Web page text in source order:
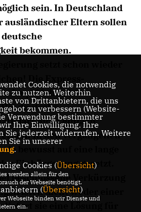
sein. In Deutschland
ausländischer Eltern sollen
bekommen.
setzt schon wieder
Die Express-
Ampel lehne ich
deutsche
darf nicht einfach
In den vergangenen
bewusst auf eine lange
Einbürgerung gesetzt.
beschlossene Verkürzung
dient weder einer
liefert sie eine Lösung für
Cookies, die notwendig
zu nutzen. Weiterhin
von Drittanbietern, die uns
zu verbessern (Website-
Verwendung bestimmter
Ihre Einwilligung. Ihre
Sie jederzeit widerrufen. Weitere
Sie in unserer
.
Cookies (Übersicht)
werden allein für den
der Webseite benötigt.
(Übersicht)
Webseite binden wir Dienste und
ein.